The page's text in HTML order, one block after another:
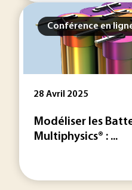
Conférence en
28 Avril 2025
Modéliser les
Multiphysics® : ...